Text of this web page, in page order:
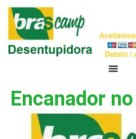
Encanador